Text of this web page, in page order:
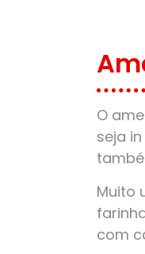
O
seja
Muito
com